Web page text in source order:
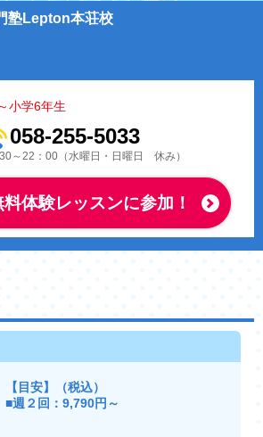
塾Lepton本荘校
小学6年生
058-255-5033
～22：00（水曜日・日曜日 休み）
料体験レッスンに参加！
【目安】（税込）
■週２回：9,790円～